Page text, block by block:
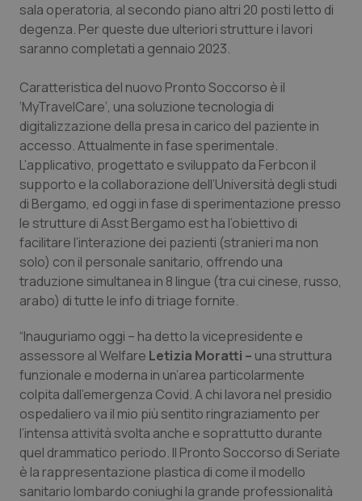
Marche
Piemonte
Provincia Autonoma di Bolzano
Provincia Autonoma di Trento
Puglia
Sardegna
Sicilia
Toscana
Umbria
Valle D’Aosta
Veneto
Donna & Salute
HIV
Infezioni & Febbre
Ipertensione & Scompenso
Malattie rare
Malattia di Crohn & Rettocolite Ulcerosa
Neuroscienze & patologie neurodegenerative
Obesità
Oftalmologia
Oncodermatologia
Oncoematologia
sala operatoria, al secondo piano altri 20 posti letto di
degenza. Per queste due ulteriori strutture i lavori
saranno completati a gennaio 2023.
Caratteristica del nuovo Pronto Soccorso è il
‘MyTravelCare’, una soluzione tecnologia di
digitalizzazione della presa in carico del paziente in
accesso. Attualmente in fase sperimentale.
L’applicativo, progettato e sviluppato da Ferbcon il
supporto e la collaborazione dell’Università degli studi
di Bergamo, ed oggi in fase di sperimentazione presso
le strutture di Asst Bergamo est ha l’obiettivo di
facilitare l’interazione dei pazienti (stranieri ma non
solo) con il personale sanitario, offrendo una
traduzione simultanea in 8 lingue (tra cui cinese, russo,
arabo) di tutte le info di triage fornite.
“Inauguriamo oggi – ha detto la vicepresidente e
assessore al Welfare Letizia Moratti – una struttura
funzionale e moderna in un’area particolarmente
colpita dall’emergenza Covid. A chi lavora nel presidio
ospedaliero va il mio più sentito ringraziamento per
l’intensa attività svolta anche e soprattutto durante
quel drammatico periodo. Il Pronto Soccorso di Seriate
è la rappresentazione plastica di come il modello
sanitario lombardo coniughi la grande professionalità